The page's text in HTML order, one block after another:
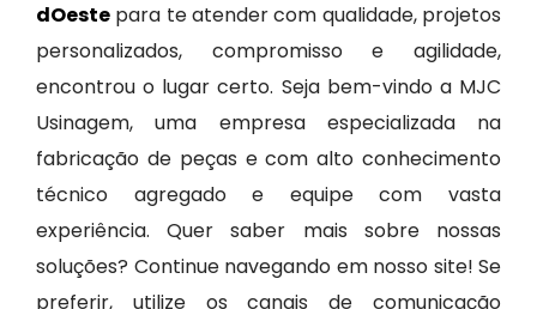
dOeste para te atender com qualidade, projetos
personalizados, compromisso e agilidade,
encontrou o lugar certo. Seja bem-vindo a MJC
Usinagem, uma empresa especializada na
fabricação de peças e com alto conhecimento
técnico agregado e equipe com vasta
experiência. Quer saber mais sobre nossas
soluções? Continue navegando em nosso site! Se
preferir, utilize os canais de comunicação